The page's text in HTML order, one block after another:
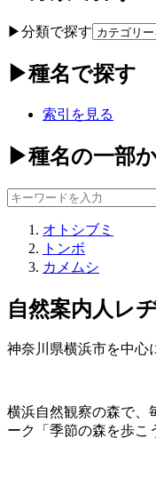
▶分類で探す
▶種名で探す
索引を見る
▶種名の一部
オトシブミ
トンボ
カメムシ
自然案内人レ
神奈川県横浜市を中心
横浜自然観察の森で、
ーク「季節の森を歩こ